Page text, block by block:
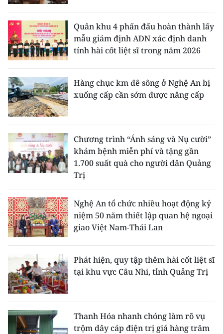
Quân khu 4 phấn đấu hoàn thành lấy
mẫu giám định ADN xác định danh
tính hài cốt liệt sĩ trong năm 2026
Hàng chục km đê sông ở Nghệ An bị
xuống cấp cần sớm được nâng cấp
Chương trình “Ánh sáng và Nụ cười”
khám bệnh miễn phí và tặng gần
1.700 suất quà cho người dân Quảng
Trị
Nghệ An tổ chức nhiều hoạt động kỷ
niệm 50 năm thiết lập quan hệ ngoại
giao Việt Nam-Thái Lan
Phát hiện, quy tập thêm hài cốt liệt sĩ
tại khu vực Câu Nhi, tỉnh Quảng Trị
Thanh Hóa nhanh chóng làm rõ vụ
trộm dây cáp điện trị giá hàng trăm